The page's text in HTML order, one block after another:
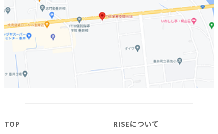
TOP RISEについて